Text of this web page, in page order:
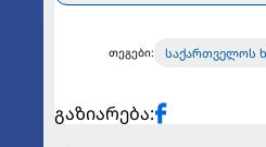
თეგები: საქართველოს
გაზიარება: